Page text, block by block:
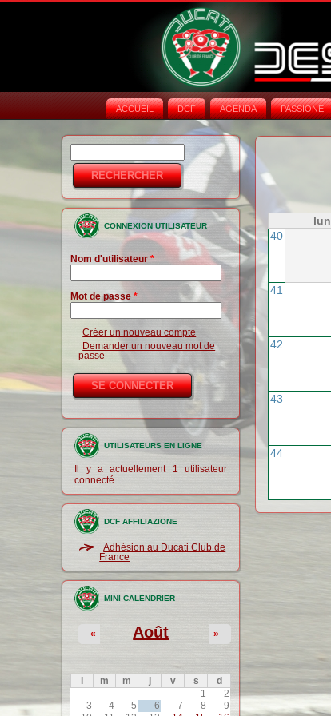
ACCUEIL DCF AGENDA PASSIONE
Formulaire de
recherche
CONNEXION UTILISATEUR
Nom d'utilisateur*
Mot de passe*
Créer un nouveau compte
Demander un nouveau mot de
passe
UTILISATEURS EN LIGNE
Il y a actuellement 1 utilisateur
connecté.
DCF AFFILIAZIONE
Adhésion au Ducati Club de
France
MINI CALENDRIER
Août
« »
m m j v s
d
1
2
3
4 5 6 7 8
9
lun
40
41
42
43
44